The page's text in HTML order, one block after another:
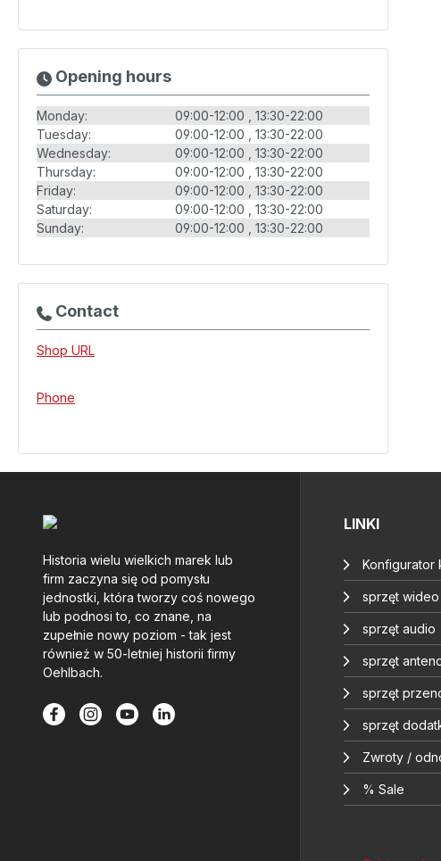
Opening hours
Monday: 09:00-12:00
13:30-22:00
Tuesday:
09:00-12:00
13:30-22:00
Wednesday:
09:00-12:00
13:30-22:00
Thursday:
09:00-12:00
13:30-22:00
Friday:
09:00-12:00
13:30-22:00
Saturday:
09:00-12:00
13:30-22:00
Sunday:
09:00-12:00 13:30-22:00
Contact
Shop URL
Phone
Historia wielu wielkich marek lub
firm zaczyna się od pomysłu
jednostki, która tworzy coś nowego
lub podnosi to, co znane, na
zupełnie nowy poziom - tak jest
również w 50-letniej historii firmy
Oehlbach.
LINKI
Konfigurator
sprzęt wideo
sprzęt audio
sprzęt
sprzęt
sprzęt
Zwroty /
% Sale